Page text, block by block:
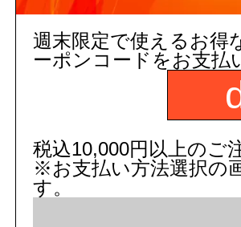
3,000円以上(税込)
５営業日出荷(メーカ
商品コード：
108594000000
品番： TN55S
週末限定で使えるお得
ーポンコードをお支払
税込10,000円以上のご
※お支払い方法選択の
す。